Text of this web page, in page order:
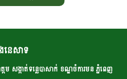
នេសាទ
ម សង្កាត់ទន្លេបាសាក់ ខណ្ឌចំការមន ភ្នំពេញ